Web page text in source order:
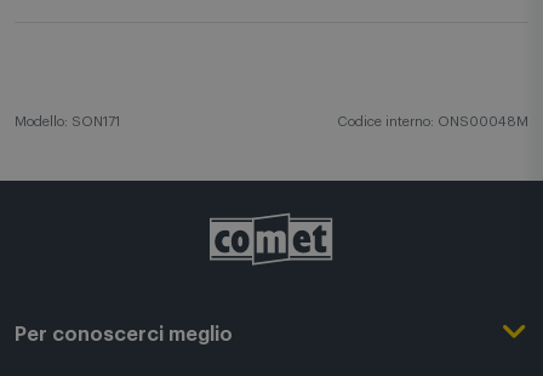
Modello: SON171 Codice interno: ONS00048M
Per conoscerci meglio